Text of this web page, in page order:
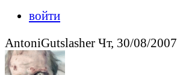
войти
AntoniGutslasher Чт, 30/08/